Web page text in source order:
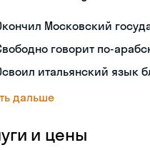
Московский
говорит по-
итальянский язык
дальше
и цены